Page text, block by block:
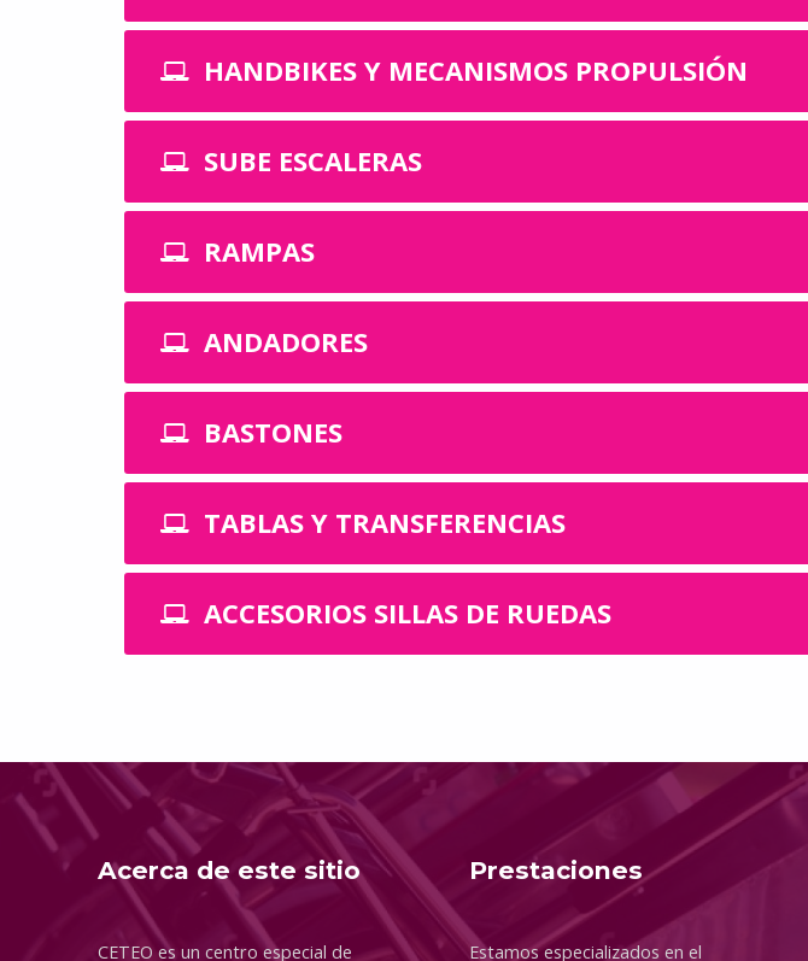
HANDBIKES Y MECANISMOS PROPULSIÓN
SUBE ESCALERAS
RAMPAS
ANDADORES
BASTONES
TABLAS Y TRANSFERENCIAS
ACCESORIOS SILLAS DE RUEDAS
Acerca de este sitio
CETEO es un centro especial de
Prestaciones
Estamos especializados en el